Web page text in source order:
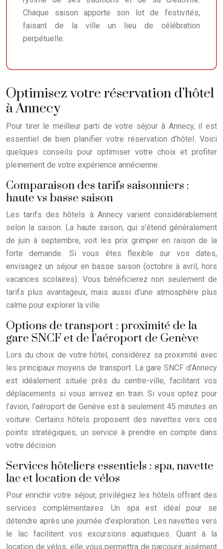
Chaque saison apporte son lot de festivités,
faisant de la ville un lieu de célébration
perpétuelle.
Optimisez votre réservation d’hôtel
à Annecy
Pour tirer le meilleur parti de votre séjour à Annecy, il est
essentiel de bien planifier votre réservation d’hôtel. Voici
quelques conseils pour optimiser votre choix et profiter
pleinement de votre expérience annécienne.
Comparaison des tarifs saisonniers :
haute vs basse saison
Les tarifs des hôtels à Annecy varient considérablement
selon la saison. La haute saison, qui s’étend généralement
de juin à septembre, voit les prix grimper en raison de la
forte demande. Si vous êtes flexible sur vos dates,
envisagez un séjour en basse saison (octobre à avril, hors
vacances scolaires). Vous bénéficierez non seulement de
tarifs plus avantageux, mais aussi d’une atmosphère plus
calme pour explorer la ville.
Options de transport : proximité de la
gare SNCF et de l’aéroport de Genève
Lors du choix de votre hôtel, considérez sa proximité avec
les principaux moyens de transport. La gare SNCF d’Annecy
est idéalement située près du centre-ville, facilitant vos
déplacements si vous arrivez en train. Si vous optez pour
l’avion, l’aéroport de Genève est à seulement 45 minutes en
voiture. Certains hôtels proposent des navettes vers ces
points stratégiques, un service à prendre en compte dans
votre décision.
Services hôteliers essentiels : spa, navette
lac et location de vélos
Pour enrichir votre séjour, privilégiez les hôtels offrant des
services complémentaires. Un spa est idéal pour se
détendre après une journée d’exploration. Les navettes vers
le lac facilitent vos excursions aquatiques. Quant à la
location de vélos, elle vous permettra de parcourir aisément